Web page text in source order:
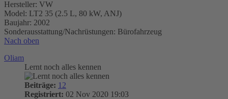
Hersteller: VW
Model: LT2 35 (2.5 L, 80 kW, ANJ)
Baujahr: 2002
Sonderausstattung/Nachrüstungen: Bürofahrzeug
Nach oben
Oliam
Lernt noch alles kennen
Beiträge: 12
Registriert: 02 Nov 2020 19:03